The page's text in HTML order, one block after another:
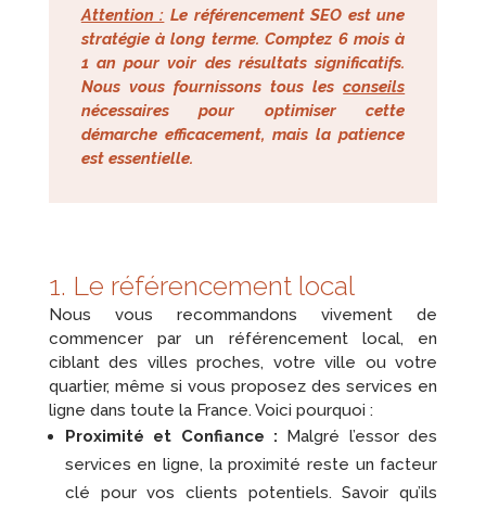
Attention : Le référencement SEO est une
stratégie à long terme. Comptez 6 mois à
1 an pour voir des résultats significatifs.
Nous vous fournissons tous lesconseils
nécessaires pour optimiser cette
démarche efficacement, mais la patience
est essentielle.
1. Le référencement local
Nous vous recommandons vivement de
commencer par un référencement local, en
ciblant des villes proches, votre ville ou votre
quartier, même si vous proposez des services en
ligne dans toute la France. Voici pourquoi :
Proximité et Confiance : Malgré l’essor des
services en ligne, la proximité reste un facteur
clé pour vos clients potentiels. Savoir qu’ils